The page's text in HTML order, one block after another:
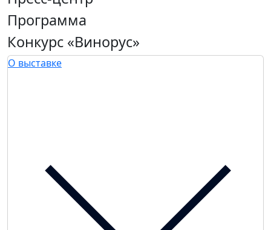
Программа
Конкурс «Винорус»
О выставке